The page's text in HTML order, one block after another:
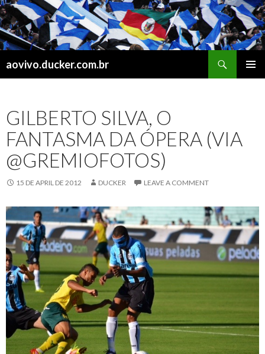
aovivo.ducker.com.br
GILBERTO SILVA, O
FANTASMA DA ÓPERA (VIA
@GREMIOFOTOS)
15 DE APRIL DE 2012 DUCKER LEAVE A COMMENT